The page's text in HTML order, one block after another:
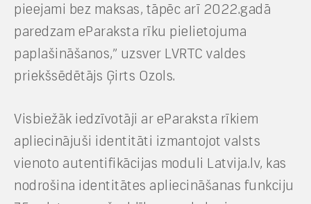
pieejami bez maksas, tāpēc arī 2022.gadā
paredzam eParaksta rīku pielietojuma
paplašināšanos,” uzsver LVRTC valdes
priekšsēdētājs Ģirts Ozols.
Visbiežāk iedzīvotāji ar eParaksta rīkiem
apliecinājuši identitāti izmantojot valsts
vienoto autentifikācijas moduli Latvija.lv, kas
nodrošina identitātes apliecināšanas funkciju